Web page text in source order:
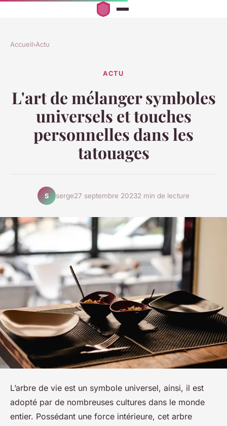
Accueil›Actu
ACTU
L'art de mélanger symboles
universels et touches
personnelles dans les
tatouages
S serge27 septembre 20232 min de lecture
L’arbre de vie est un symbole universel, ainsi, il est
adopté par de nombreuses cultures dans le monde
entier. Possédant une force intérieure, cet arbre